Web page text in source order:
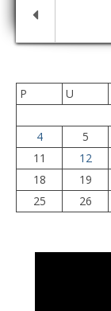
P
U
4
5
11
12
18
19
25
26